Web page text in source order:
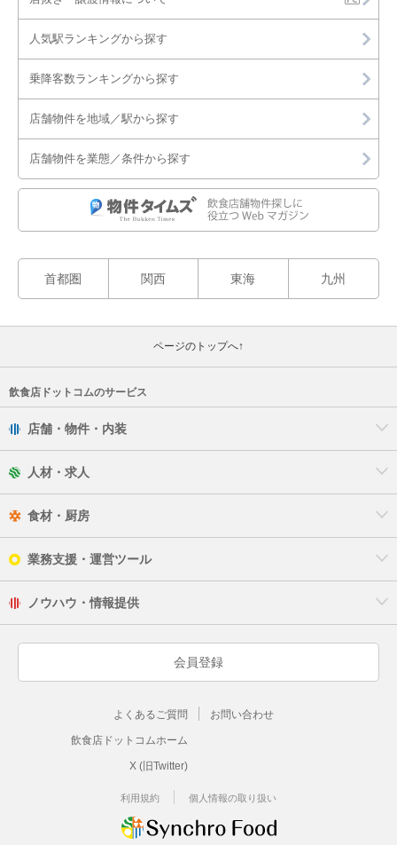
人気駅ランキングから探す
乗降客数ランキングから探す
店舗物件を地域／駅から探す
店舗物件を業態／条件から探す
首都圏 関西 東海 九州
ページのトップへ↑
飲食店ドットコムのサービス
店舗・物件・内装
人材・求人
食材・厨房
業務支援・運営ツール
ノウハウ・情報提供
会員登録
よくあるご質問 お問い合わせ
飲食店ドットコムホーム
X (旧Twitter)
利用規約 個人情報の取り扱い